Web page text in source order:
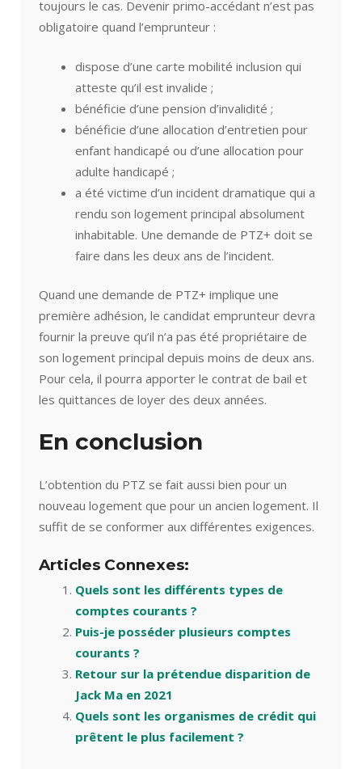
toujours le cas. Devenir primo-accédant n’est pas
obligatoire quand l’emprunteur :
dispose d’une carte mobilité inclusion qui
atteste qu’il est invalide ;
bénéficie d’une pension d’invalidité ;
bénéficie d’une allocation d’entretien pour
enfant handicapé ou d’une allocation pour
adulte handicapé ;
a été victime d’un incident dramatique qui a
rendu son logement principal absolument
inhabitable. Une demande de PTZ+ doit se
faire dans les deux ans de l’incident.
Quand une demande de PTZ+ implique une
première adhésion, le candidat emprunteur devra
fournir la preuve qu’il n’a pas été propriétaire de
son logement principal depuis moins de deux ans.
Pour cela, il pourra apporter le contrat de bail et
les quittances de loyer des deux années.
En conclusion
L’obtention du PTZ se fait aussi bien pour un
nouveau logement que pour un ancien logement. Il
suffit de se conformer aux différentes exigences.
Articles Connexes:
Quels sont les différents types de
comptes courants ?
Puis-je posséder plusieurs comptes
courants ?
Retour sur la prétendue disparition de
Jack Ma en 2021
Quels sont les organismes de crédit qui
prêtent le plus facilement ?